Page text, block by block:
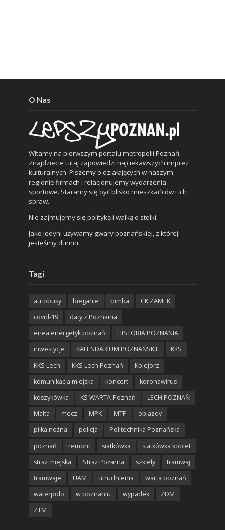
O Nas
Witamy na pierwszym portalu metropolii Poznań.
Znajdziecie tutaj zapowiedzi najciekawszych imprez
kulturalnych. Piszemy o działających w naszym
regionie firmach i relacjonujemy wydarzenia
sportowe. Staramy się być blisko mieszkańców i ich
spraw.
Nie zajmujemy się polityką i walką o stołki.
Jako jedyni używamy gwary poznańskiej, z której
jesteśmy dumni.
Tagi
autobusy bieganie bimba
CK ZAMEK
covid-19
daty z Poznania
enea energetyk poznań
HISTORIA POZNANIA
inwestycje
KALENDARIUM POZNAŃSKIE
KKS
KKS Lech
KKS Lech Poznań
Kolejorz
komunikacja miejska
koncert
koronawirus
koszykówka
KS WARTA Poznań
LECH POZNAŃ
Malta
mecz MPK MTP
objazdy
piłka nożna
policja
Politechnika Poznańska
poznań
remont siatkówka
siatkówka kobiet
straż miejska
Straż Pożarna szkieły
tramwaj
tramwaje
UAM utrudnienia
warta poznań
waterpolo
w poznaniu wypadek
ZDM
ZTM